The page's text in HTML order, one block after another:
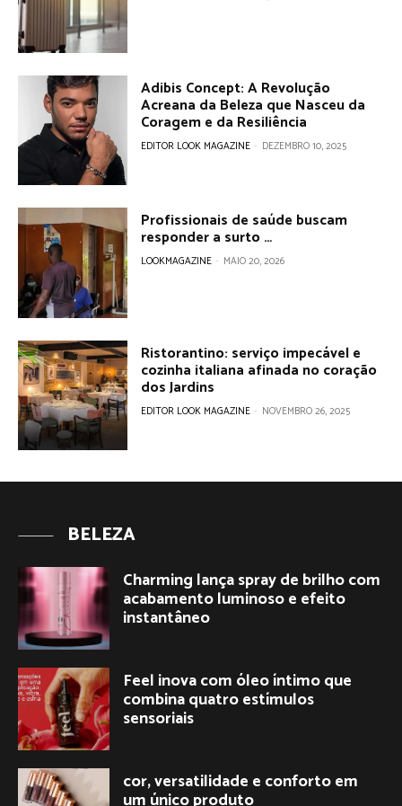
Adibis Concept: A Revolução
Acreana da Beleza que Nasceu da
Coragem e da Resiliência
EDITOR LOOK MAGAZINE - DEZEMBRO 10, 2025
Profissionais de saúde buscam
responder a surto …
LOOKMAGAZINE - MAIO 20, 2026
Ristorantino: serviço impecável e
cozinha italiana afinada no coração
dos Jardins
EDITOR LOOK MAGAZINE - NOVEMBRO 26, 2025
BELEZA
Charming lança spray de brilho com
acabamento luminoso e efeito
instantâneo
Feel inova com óleo íntimo que
combina quatro estímulos
sensoriais
cor, versatilidade e conforto em
um único produto